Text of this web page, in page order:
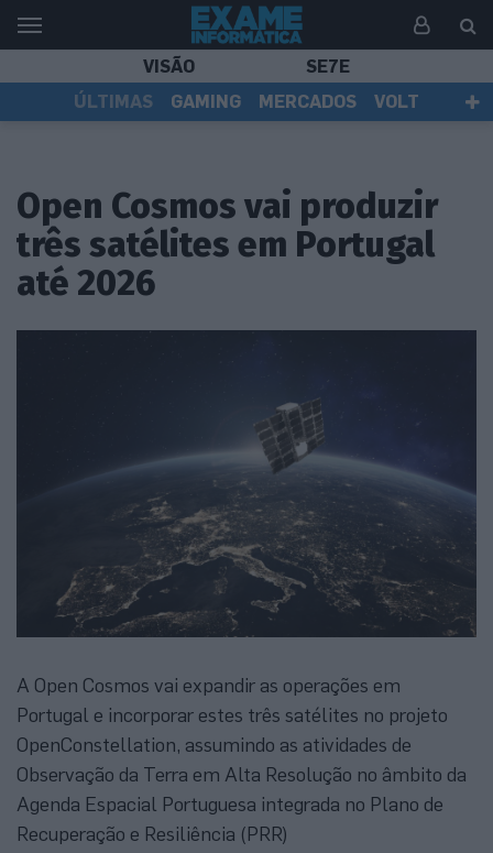
VISÃO
SE7E
ÚLTIMAS
GAMING MERCADOS
VOLT
Open Cosmos vai produzir
três satélites em Portugal
até 2026
A Open Cosmos vai expandir as operações em
Portugal e incorporar estes três satélites no projeto
OpenConstellation, assumindo as atividades de
Observação da Terra em Alta Resolução no âmbito da
Agenda Espacial Portuguesa integrada no Plano de
Recuperação e Resiliência (PRR)